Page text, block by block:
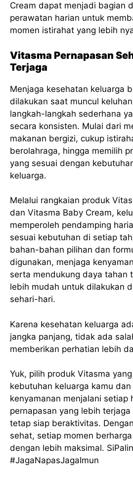
Cream dapat menjadi bagian
perawatan harian untuk
momen istirahat yang lebih
Vitasma Pernapasan
Terjaga
Menjaga kesehatan keluarga
dilakukan saat muncul
langkah-langkah sederhana
secara konsisten. Mulai dari
makanan bergizi, cukup
berolahraga, hingga memilih
yang sesuai dengan
keluarga.
Melalui rangkaian produk
dan Vitasma Baby Cream,
memperoleh pendamping
sesuai kebutuhan di setiap
bahan-bahan pilihan dan
digunakan, menjaga
serta mendukung daya tahan
lebih mudah untuk dilakukan
sehari-hari.
Karena kesehatan keluarga
jangka panjang, tidak ada
memberikan perhatian lebih
Yuk, pilih produk Vitasma
kebutuhan keluarga kamu dan
kenyamanan menjalani setiap
pernapasan yang lebih
tetap siap beraktivitas.
sehat, setiap momen
dengan lebih maksimal.
#JagaNapasJagaImun